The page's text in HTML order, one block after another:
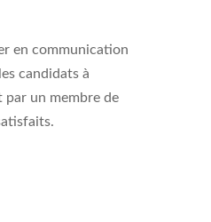
en communication
candidats à
par un membre de